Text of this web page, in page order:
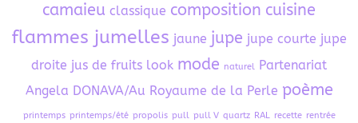
camaieu classique composition cuisine
flammes jumelles jaune jupe jupe courte jupe
droite jus de fruits look mode naturel
Partenariat
Angela DONAVA/Au Royaume de la Perle poème
printemps printemps/été propolis pull pull V quartz RAL recette rentrée